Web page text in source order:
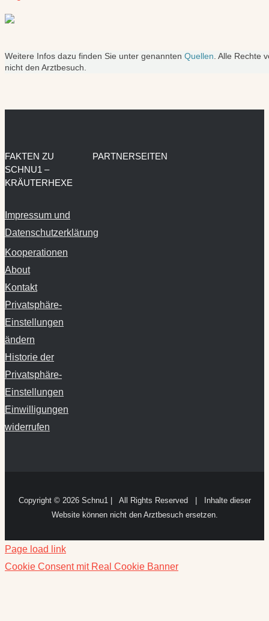
Weitere Infos dazu finden Sie unter genannten Quellen . Alle Rechte
nicht den Arztbesuch.
FAKTEN ZU
SCHNU1 –
KRÄUTERHEXE
Impressum und
Datenschutzerklärung
Kooperationen
About
Kontakt
Privatsphäre-
Einstellungen
ändern
Historie der
Privatsphäre-
Einstellungen
Einwilligungen
widerrufen
PARTNERSEITEN
Copyright © 2026 Schnu1 | All Rights Reserved | Inhalte dieser
Website können nicht den Arztbesuch ersetzen.
Page load link
Cookie Consent mit Real Cookie Banner